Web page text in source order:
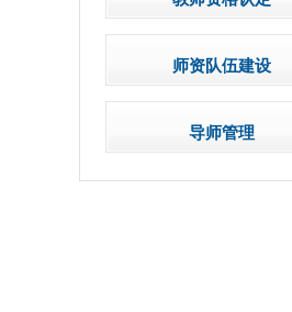
师资队伍建设
导师管理